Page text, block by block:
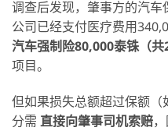
调查后发现，肇事方的汽车
公司已经支付医疗费用
汽车强制险80,000泰铢（共
项目。
但如果损失总额超过保额
分需 直接向肇事司机索赔